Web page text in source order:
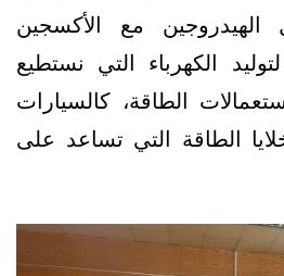
مع الأكسجين
الكهرباء التي نستطيع
الطاقة، كالسيارات
الطاقة التي تساعد على